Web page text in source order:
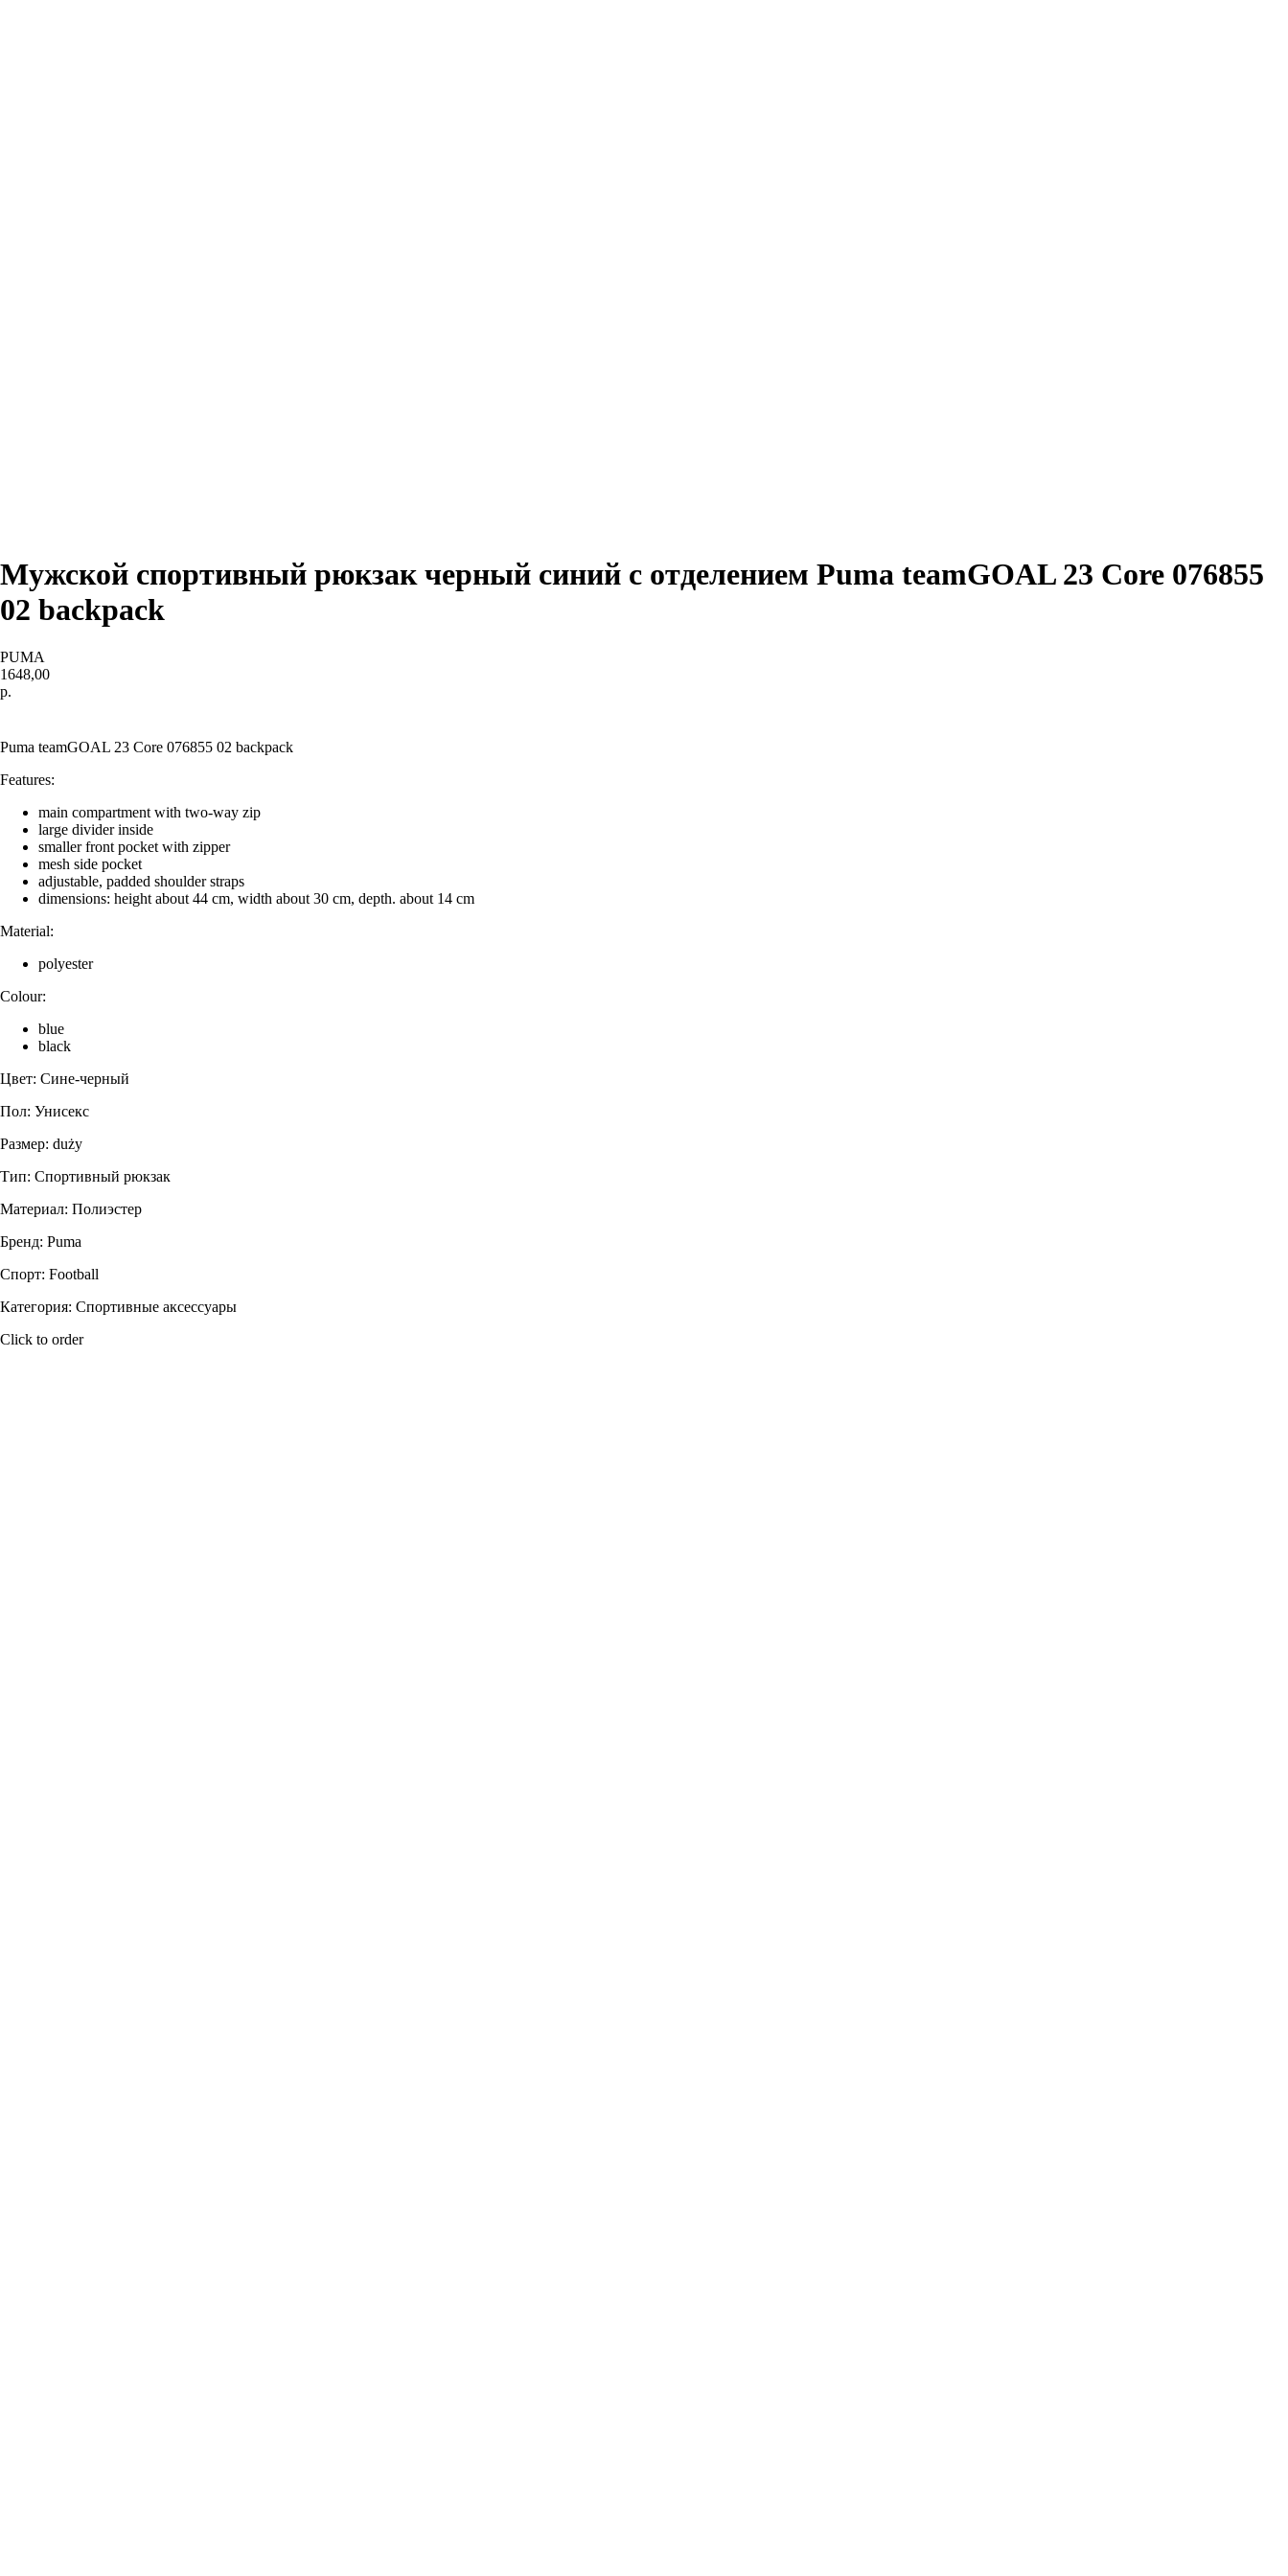
Мужской спортивный рюкзак черный синий с отделением Puma teamGOAL 23 Core 076855
02 backpack
PUMA
1648,00
р.
Puma teamGOAL 23 Core 076855 02 backpack
Features:
main compartment with two-way zip
large divider inside
smaller front pocket with zipper
mesh side pocket
adjustable, padded shoulder straps
dimensions: height about 44 cm, width about 30 cm, depth. about 14 cm
Material:
polyester
Colour:
blue
black
Цвет: Сине-черный
Пол: Унисекс
Размер: duży
Тип: Спортивный рюкзак
Материал: Полиэстер
Бренд: Puma
Спорт: Football
Категория: Спортивные аксессуары
Click to order